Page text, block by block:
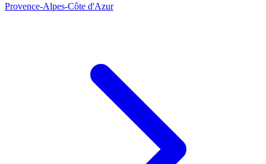
Provence-Alpes-Côte d'Azur